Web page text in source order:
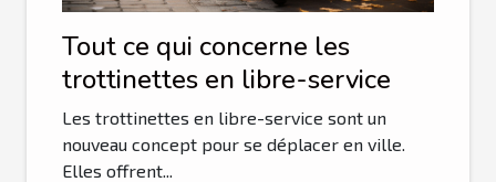
Tout ce qui concerne les
trottinettes en libre-service
Les trottinettes en libre-service sont un
nouveau concept pour se déplacer en ville.
Elles offrent...